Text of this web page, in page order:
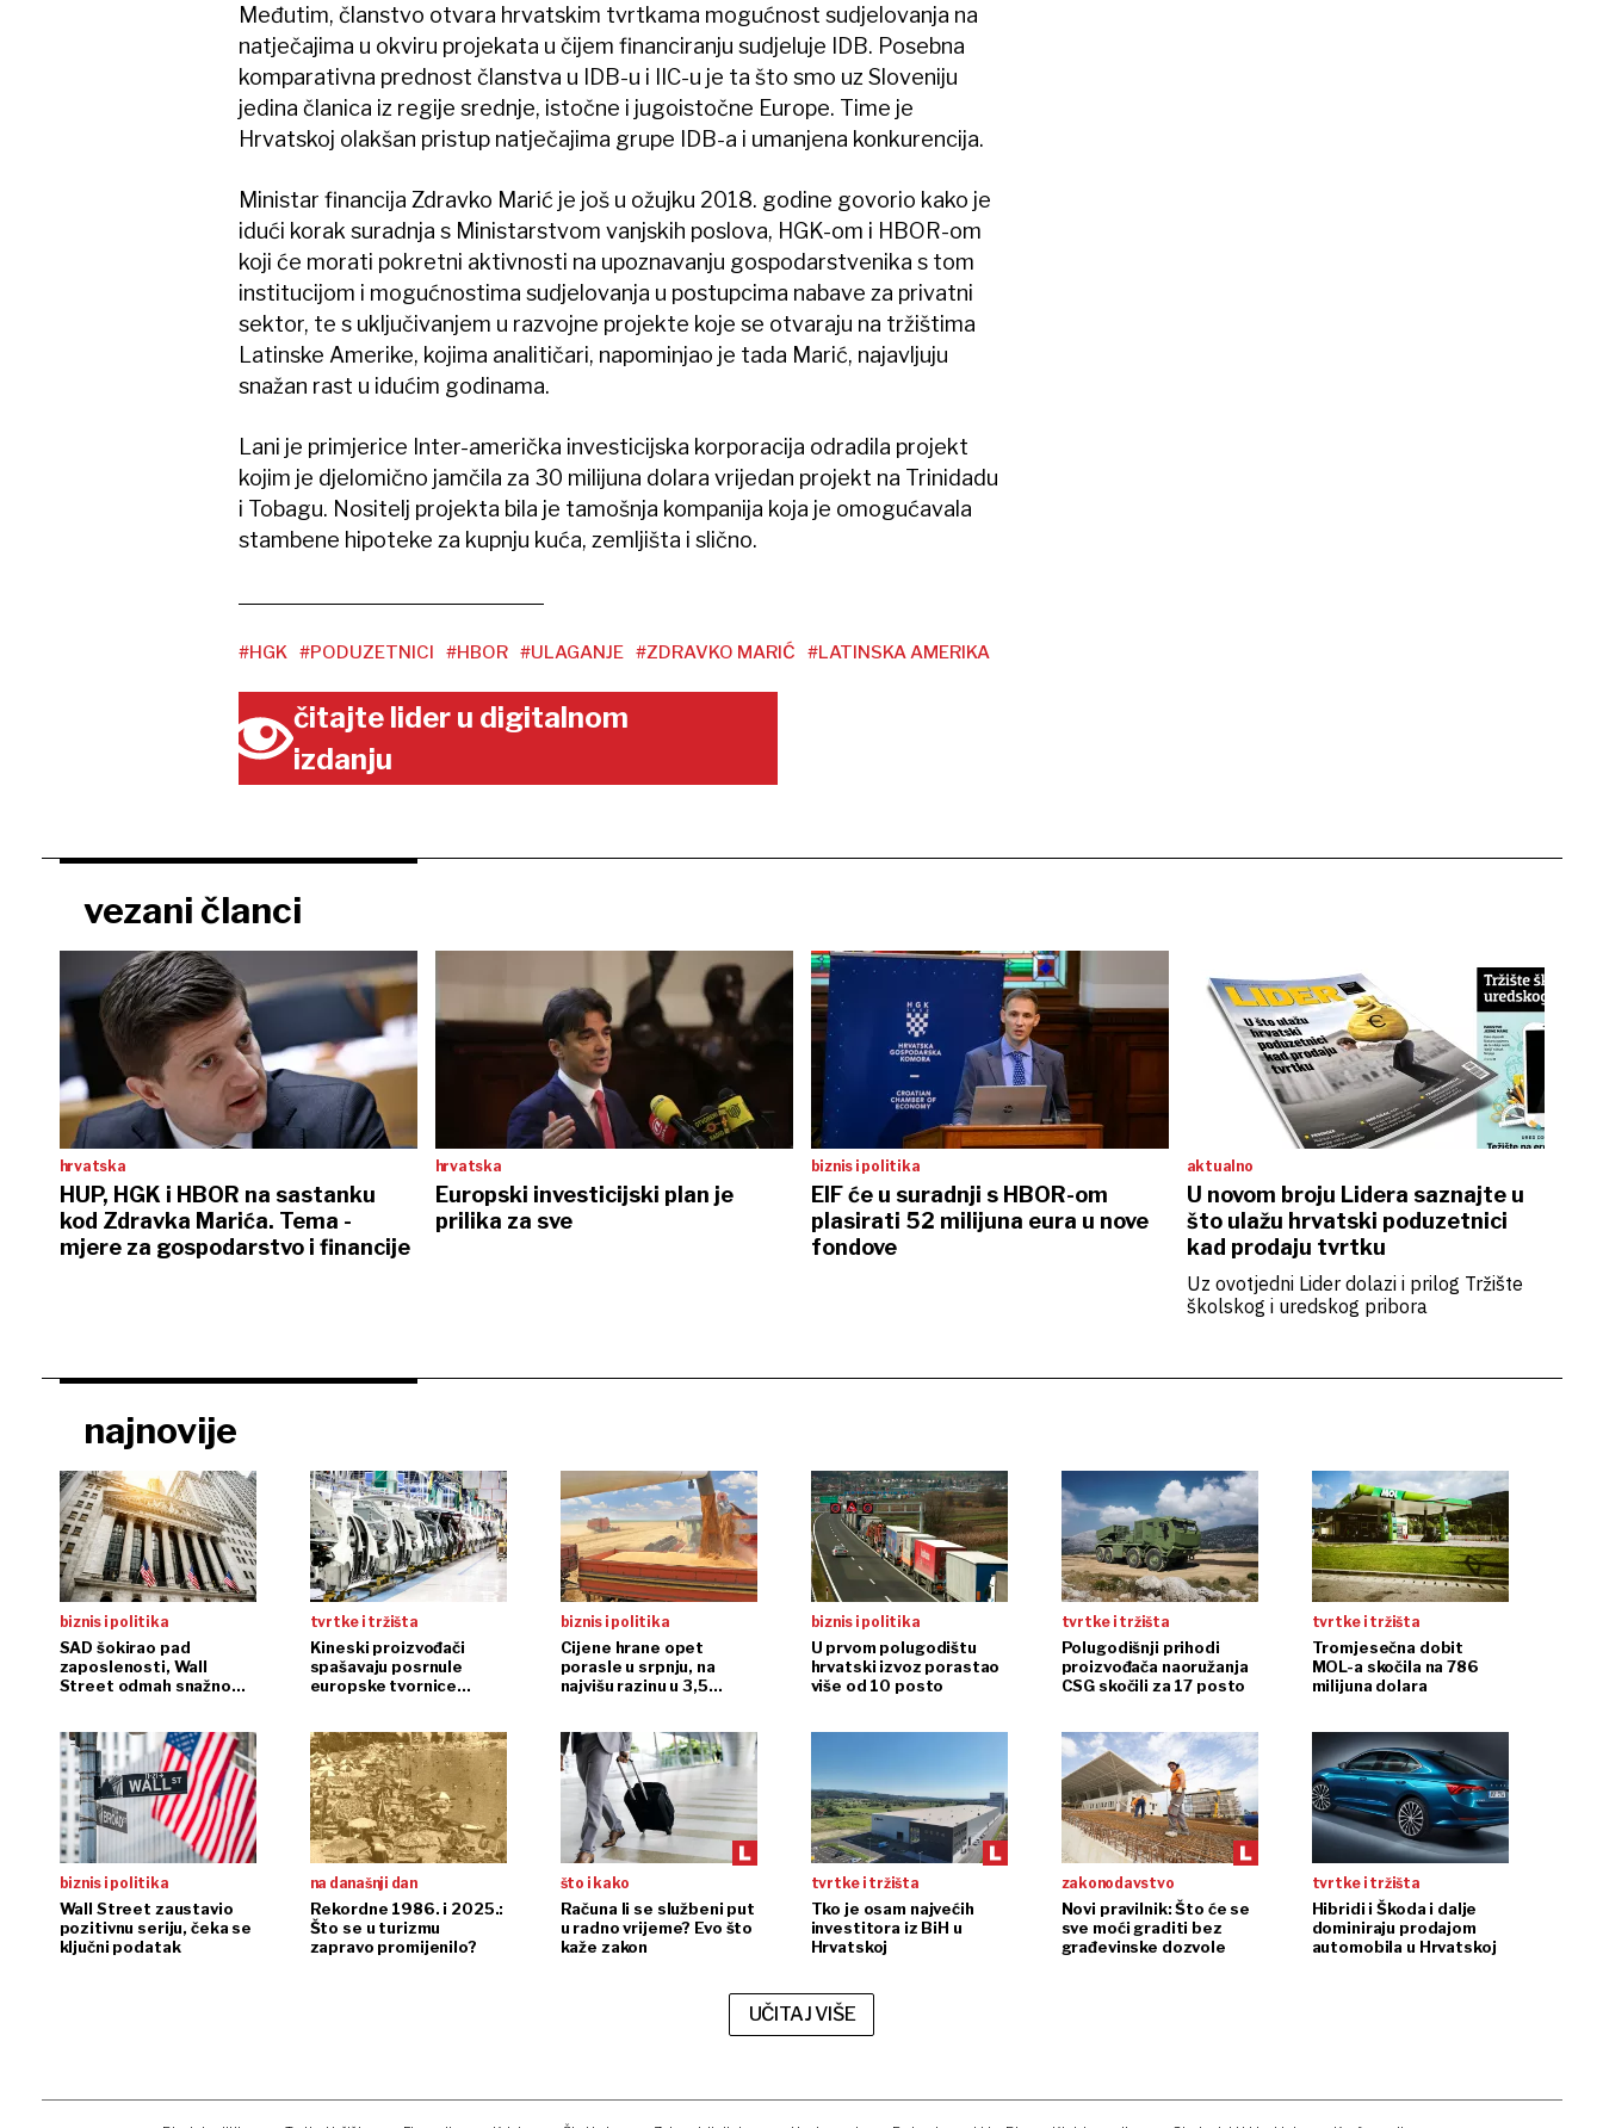
Međutim, članstvo otvara hrvatskim tvrtkama mogućnost sudjelovanja na
natječajima u okviru projekata u čijem financiranju sudjeluje IDB. Posebna
komparativna prednost članstva u IDB-u i IIC-u je ta što smo uz Sloveniju
jedina članica iz regije srednje, istočne i jugoistočne Europe. Time je
Hrvatskoj olakšan pristup natječajima grupe IDB-a i umanjena konkurencija.
Ministar financija Zdravko Marić je još u ožujku 2018. godine govorio kako je
idući korak suradnja s Ministarstvom vanjskih poslova, HGK-om i HBOR-om
koji će morati pokretni aktivnosti na upoznavanju gospodarstvenika s tom
institucijom i mogućnostima sudjelovanja u postupcima nabave za privatni
sektor, te s uključivanjem u razvojne projekte koje se otvaraju na tržištima
Latinske Amerike, kojima analitičari, napominjao je tada Marić, najavljuju
snažan rast u idućim godinama.
Lani je primjerice Inter-američka investicijska korporacija odradila projekt
kojim je djelomično jamčila za 30 milijuna dolara vrijedan projekt na Trinidadu
i Tobagu. Nositelj projekta bila je tamošnja kompanija koja je omogućavala
stambene hipoteke za kupnju kuća, zemljišta i slično.
#HGK #PODUZETNICI #HBOR #ULAGANJE #ZDRAVKO MARIĆ #LATINSKA AMERIKA
čitajte lider u digitalnom
izdanju
vezani članci
hrvatska
HUP, HGK i HBOR na sastanku
kod Zdravka Marića. Tema -
mjere za gospodarstvo i financije
hrvatska
Europski investicijski plan je
prilika za sve
biznis i politika
EIF će u suradnji s HBOR-om
plasirati 52 milijuna eura u nove
fondove
aktualno
U novom broju Lidera saznajte u
što ulažu hrvatski poduzetnici
kad prodaju tvrtku
Uz ovotjedni Lider dolazi i prilog Tržište
školskog i uredskog pribora
najnovije
biznis i politika
SAD šokirao pad
zaposlenosti, Wall
Street odmah snažno
tvrtke i tržišta
Kineski proizvođači
spašavaju posrnule
europske tvornice
biznis i politika
Cijene hrane opet
porasle u srpnju, na
najvišu razinu u 3,5
biznis i politika
U prvom polugodištu
hrvatski izvoz porastao
više od 10 posto
tvrtke i tržišta
Polugodišnji prihodi
proizvođača naoružanja
CSG skočili za 17 posto
tvrtke i tržišta
Tromjesečna dobit
MOL-a skočila na 786
milijuna dolara
biznis i politika
Wall Street zaustavio
pozitivnu seriju, čeka se
ključni podatak
na današnji dan
Rekordne 1986. i 2025.:
Što se u turizmu
zapravo promijenilo?
što i kako
Računa li se službeni put
u radno vrijeme? Evo što
kaže zakon
tvrtke i tržišta
Tko je osam najvećih
investitora iz BiH u
Hrvatskoj
zakonodavstvo
Novi pravilnik: Što će se
sve moći graditi bez
građevinske dozvole
tvrtke i tržišta
Hibridi i Škoda i dalje
dominiraju prodajom
automobila u Hrvatskoj
UČITAJ VIŠE